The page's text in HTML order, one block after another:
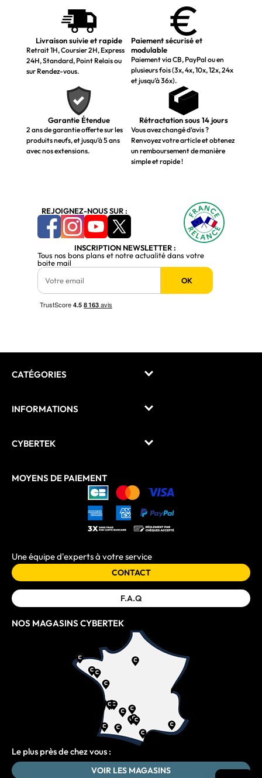
Livraison suivie et rapide
Retrait 1H, Coursier 2H, Express
24H, Standard, Point Relais ou
sur Rendez-vous.
Paiement sécurisé et
modulable
Paiement via CB, PayPal ou en
plusieurs fois (3x, 4x, 10x, 12x, 24x
et jusqu’à 36x).
Garantie Étendue
2 ans de garantie offerte sur les
produits neufs, et jusqu’à 5 ans
avec nos extensions.
Rétractation sous 14 jours
Vous avez changé d’avis ?
Renvoyez votre article et obtenez
un remboursement de manière
simple et rapide !
REJOIGNEZ-NOUS SUR :
INSCRIPTION NEWSLETTER :
Tous nos bons plans et notre actualité dans votre
boite mail
OK
CATÉGORIES
INFORMATIONS
CYBERTEK
MOYENS DE PAIEMENT
Une équipe d'experts à votre service
CONTACT
F.A.Q
NOS MAGASINS CYBERTEK
Le plus près de chez vous :
VOIR LES MAGASINS